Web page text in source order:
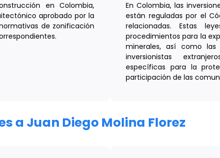
en Colombia,
aprobado por la
de zonificación
En Colombia, las
están reguladas por el
relacionadas. Estas
procedimientos para la
minerales, así como
inversionistas
específicas para la
participación de las
a Juan Diego Molina Florez